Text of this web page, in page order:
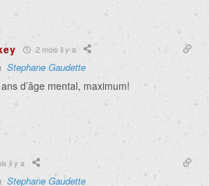
2 mois il y a
Stephane Gaudette
d’âge mental, maximum!
il y a
Stephane Gaudette